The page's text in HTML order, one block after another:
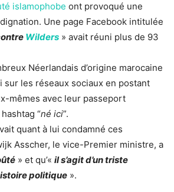
islamophobe ont provoqué une
Une page Facebook intitulée
Wilders » avait réuni plus de 93
Néerlandais d’origine marocaine
sur les réseaux sociaux en postant
mêmes avec leur passeport
“né ici”.
quant à lui condamné ces
Asscher, le vice-Premier ministre, a
» et qu’« il s’agit d’un triste
politique ».